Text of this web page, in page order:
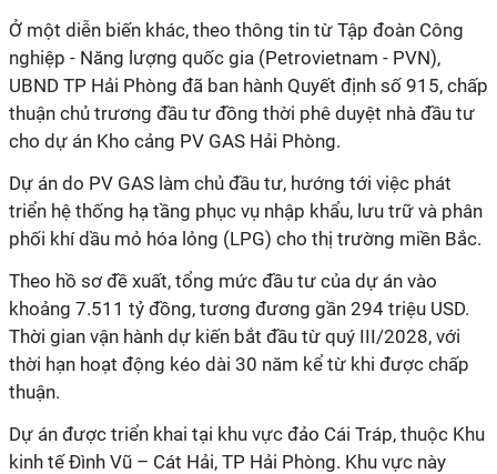
Ở một diễn biến khác, theo thông tin từ Tập đoàn Công
nghiệp - Năng lượng quốc gia (Petrovietnam - PVN),
UBND TP Hải Phòng đã ban hành Quyết định số 915, chấp
thuận chủ trương đầu tư đồng thời phê duyệt nhà đầu tư
cho dự án Kho cảng PV GAS Hải Phòng.
Dự án do PV GAS làm chủ đầu tư, hướng tới việc phát
triển hệ thống hạ tầng phục vụ nhập khẩu, lưu trữ và phân
phối khí dầu mỏ hóa lỏng (LPG) cho thị trường miền Bắc.
Theo hồ sơ đề xuất, tổng mức đầu tư của dự án vào
khoảng 7.511 tỷ đồng, tương đương gần 294 triệu USD.
Thời gian vận hành dự kiến bắt đầu từ quý III/2028, với
thời hạn hoạt động kéo dài 30 năm kể từ khi được chấp
thuận.
Dự án được triển khai tại khu vực đảo Cái Tráp, thuộc Khu
kinh tế Đình Vũ – Cát Hải, TP Hải Phòng. Khu vực này